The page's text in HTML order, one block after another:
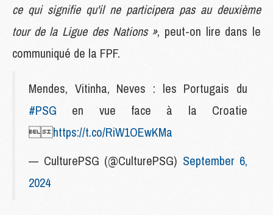
ce qui signifie qu'il ne participera pas au deuxième
tour de la Ligue des Nations », peut-on lire dans le
communiqué de la FPF.
Mendes, Vitinha, Neves : les Portugais du
#PSG en vue face à la Croatie
https://t.co/RiW1OEwKMa
— CulturePSG (@CulturePSG) September 6,
2024